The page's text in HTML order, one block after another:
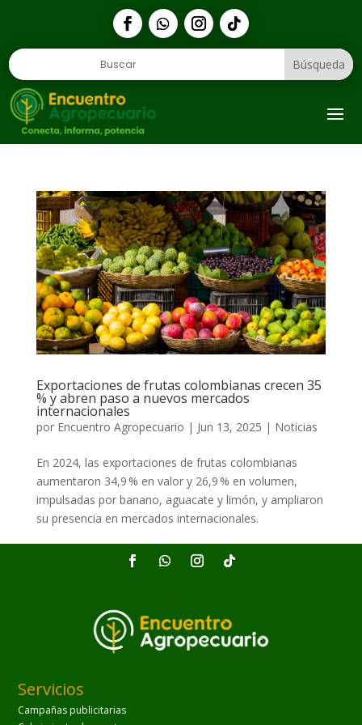
Exportaciones de frutas colombianas crecen 35
% y abren paso a nuevos mercados
internacionales
por Encuentro Agropecuario | Jun 13, 2025 | Noticias
En 2024, las exportaciones de frutas colombianas
aumentaron 34,9 % en valor y 26,9 % en volumen,
impulsadas por banano, aguacate y limón, y ampliaron
su presencia en mercados internacionales.
Servicios
Campañas publicitarias